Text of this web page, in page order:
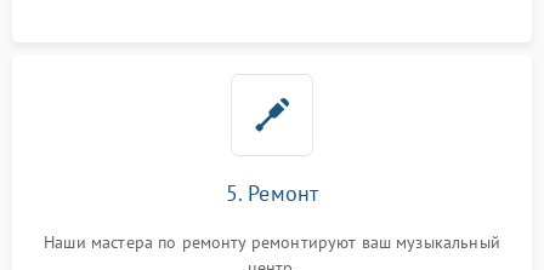
5. Ремонт
Наши мастера по ремонту ремонтируют ваш музыкальный